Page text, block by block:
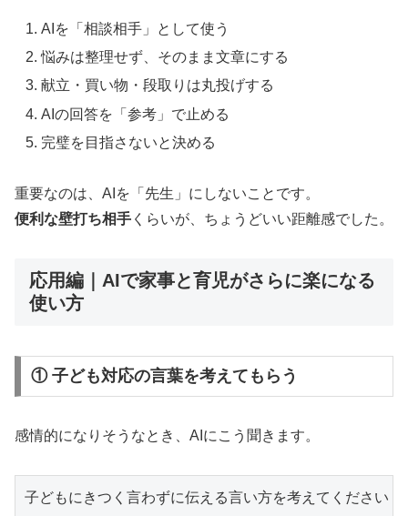
AIを「相談相手」として使う
悩みは整理せず、そのまま文章にする
献立・買い物・段取りは丸投げする
AIの回答を「参考」で止める
完璧を目指さないと決める
重要なのは、AIを「先生」にしないことです。
便利な壁打ち相手 くらいが、ちょうどいい距離感でした。
応用編｜AIで家事と育児がさらに楽になる
使い方
① 子ども対応の言葉を考えてもらう
感情的になりそうなとき、AIにこう聞きます。